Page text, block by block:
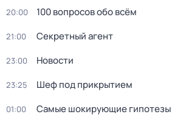
20:00 100 вопросов обо всём
21:00 Секретный агент
23:00 Новости
23:25 Шеф под прикрытием
01:00 Самые шoкиpующие гипотезы